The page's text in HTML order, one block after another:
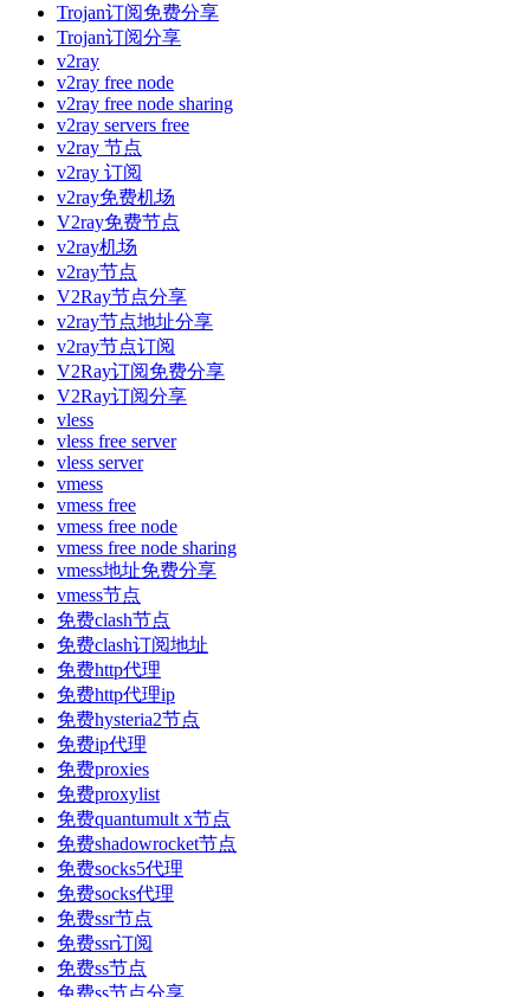
Trojan订阅免费分享
Trojan订阅分享
v2ray
v2ray free node
v2ray free node sharing
v2ray servers free
v2ray 节点
v2ray 订阅
v2ray免费机场
V2ray免费节点
v2ray机场
v2ray节点
V2Ray节点分享
v2ray节点地址分享
v2ray节点订阅
V2Ray订阅免费分享
V2Ray订阅分享
vless
vless free server
vless server
vmess
vmess free
vmess free node
vmess free node sharing
vmess地址免费分享
vmess节点
免费clash节点
免费clash订阅地址
免费http代理
免费http代理ip
免费hysteria2节点
免费ip代理
免费proxies
免费proxylist
免费quantumult x节点
免费shadowrocket节点
免费socks5代理
免费socks代理
免费ssr节点
免费ssr订阅
免费ss节点